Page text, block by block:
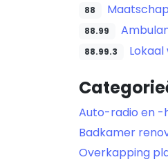
88
88.99
88.99.3
Auto-radio en -
Badkamer
Overkapping